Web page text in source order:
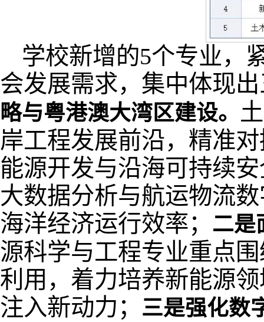
学校新增的5个专业，
会发展需求，集中体现
略与粤港澳大湾区建设。
岸工程发展前沿，精准
能源开发与沿海可持续
大数据分析与航运物流
海洋经济运行效率； 二是
源科学与工程专业重点
利用，着力培养新能源
注入新动力； 三是强化数